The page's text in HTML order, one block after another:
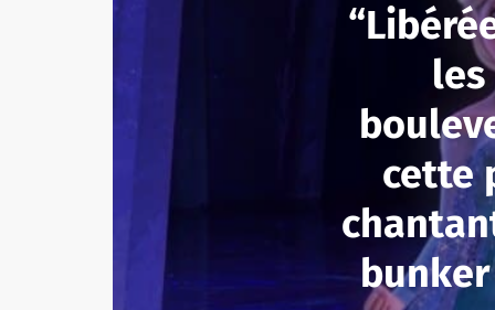
les
cette